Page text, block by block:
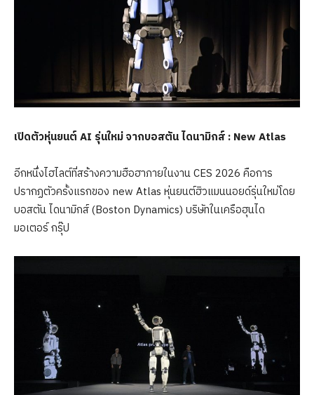
เปิดตัวหุ่นยนต์ AI รุ่นใหม่ จากบอสตัน ไดนามิกส์ : New Atlas
อีกหนึ่งไฮไลต์ที่สร้างความฮือฮาภายในงาน CES 2026 คือการ
ปรากฏตัวครั้งแรกของ new Atlas หุ่นยนต์ฮิวแมนนอยด์รุ่นใหม่โดย
บอสตัน ไดนามิกส์ (Boston Dynamics) บริษัทในเครือฮุนได
มอเตอร์ กรุ๊ป